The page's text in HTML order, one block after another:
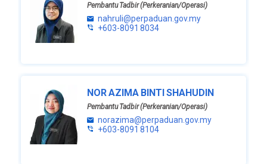
Pembantu Tadbir (Perkeranian/Operasi)
nahruli@perpaduan.gov.my
+603-8091 8034
NOR AZIMA BINTI SHAHUDIN
Pembantu Tadbir (Perkeranian/Operasi)
norazima@perpaduan.gov.my
+603-8091 8104